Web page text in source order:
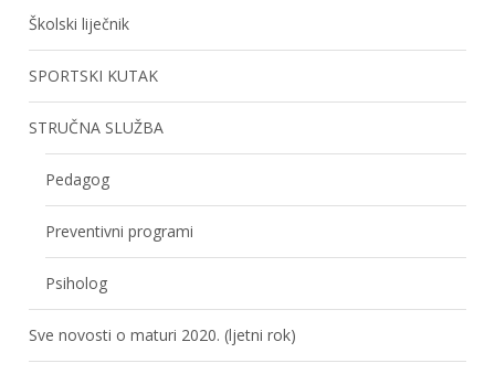
Školski liječnik
SPORTSKI KUTAK
STRUČNA SLUŽBA
Pedagog
Preventivni programi
Psiholog
Sve novosti o maturi 2020. (ljetni rok)